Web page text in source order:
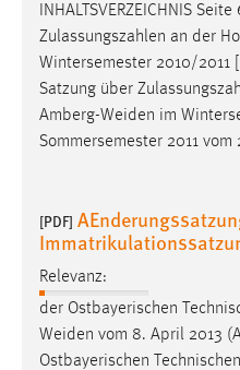
INHALTSVERZEICHNIS
Zulassungszahlen an der
Wintersemester 2010/2011
Satzung über
Amberg-Weiden im
Sommersemester 2011
[PDF]
Relevanz:
der Ostbayerischen
Weiden vom 8. April 2013
Ostbayerischen